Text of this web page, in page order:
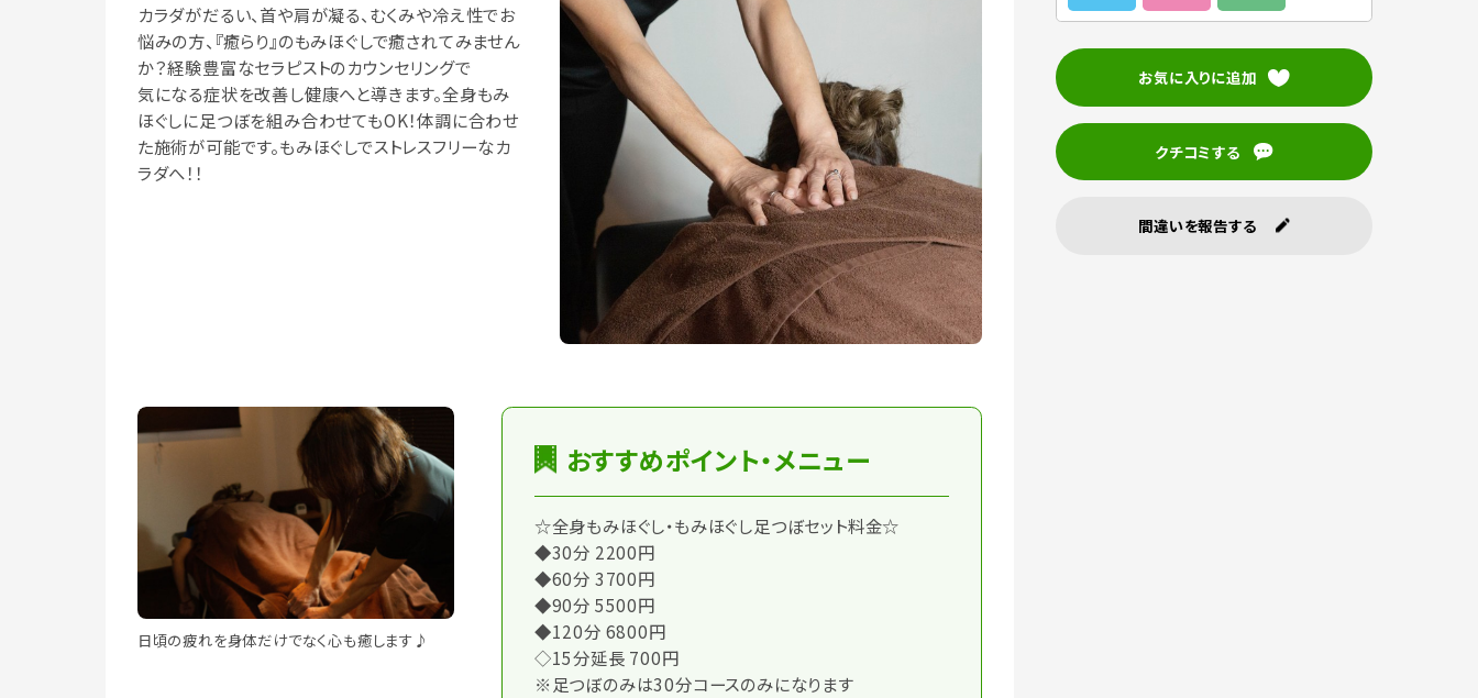
カラダがだるい、首や肩が凝る、むくみや冷え性でお
悩みの方、『癒らり』のもみほぐしで癒されてみません
か？経験豊富なセラピストのカウンセリングで
気になる症状を改善し健康へと導きます。全身もみ
ほぐしに足つぼを組み合わせてもOK！体調に合わせ
た施術が可能です。もみほぐしでストレスフリーなカ
ラダへ！！
日頃の疲れを身体だけでなく心も癒します♪
おすすめポイント・メニュー
☆全身もみほぐし・もみほぐし足つぼセット料金☆
◆30分 2200円
◆60分 3700円
◆90分 5500円
◆120分 6800円
◇15分延長 700円
※足つぼのみは30分コースのみになります
お気に入りに追加
クチコミする
間違いを報告する